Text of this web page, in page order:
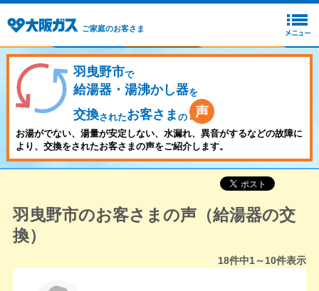
ご家庭のお客さま
羽曳野市で
給湯器・湯沸かし器を
交換されたお客さま の
お湯がでない、湯量が安定しない、水漏れ、異音がするなどの故障に
より、交換をされたお客さまの声をご紹介します。
羽曳野市のお客さまの声（給湯器の交
換）
18件中1～10件表示